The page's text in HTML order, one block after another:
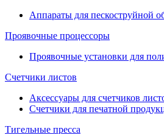
Аппараты для пескоструйной
Проявочные процессоры
Проявочные установки для
Счетчики листов
Аксессуары для счетчиков
Счетчики для печатной
Тигельные пресса